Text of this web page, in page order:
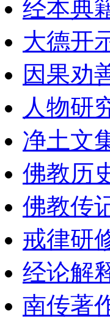
经本典
大德开
因果劝
人物研
净土文
佛教历
佛教传
戒律研
经论解
南传著